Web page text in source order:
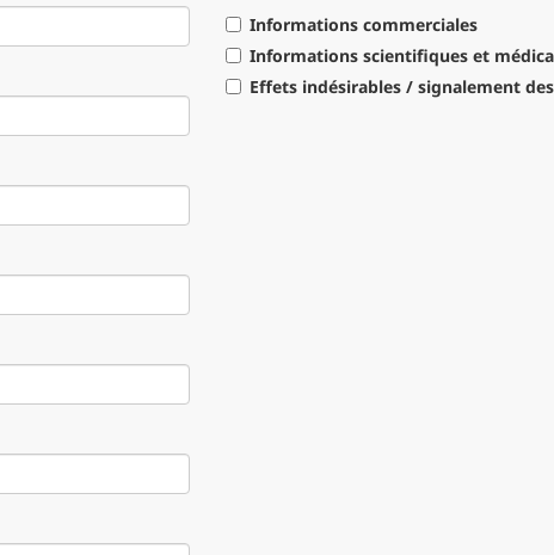
Informations commerciales
Informations scientifiques et
Effets indésirables / signalement